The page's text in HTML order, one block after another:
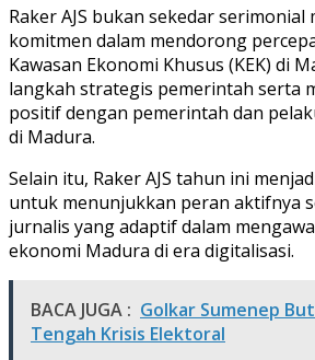
Raker AJS bukan sekedar serimonial
komitmen dalam mendorong
Kawasan Ekonomi Khusus (KEK) di
langkah strategis pemerintah serta
positif dengan pemerintah dan
di Madura.
Selain itu, Raker AJS tahun ini
untuk menunjukkan peran aktifnya
jurnalis yang adaptif dalam
ekonomi Madura di era digitalisasi.
BACA JUGA : Golkar Sumenep
Tengah Krisis Elektoral